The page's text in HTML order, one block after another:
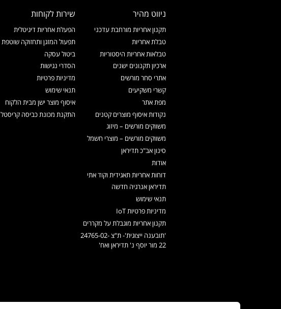
ניווט מהיר
תקנון אחריות מורחבת עדכני
טבלת אחריות
טבלאות אחריות היסטוריות
ארכיון תקנונים ישנים
אתרי סחר מורשים
קשרי משקיעים
מפת אתר
נקודות איסוף מוצרים קטנים
משווקים מורשים – מיזוג
משווקים מורשים – מוצרי חשמל
סינון אב"כ תדיראן
אודות
דוחות אחריות תאגידית וקוד אתי
תדיראן אנרגיה חדשה
תנאי שימוש
מדיניות פרטיות IoT
תקנון אחריות מוגבלת על מקררים
'תובענה ייצוגית'- ת"צ 24765-02-
22 מור יוסף נ' תדיראן ואח'
שירות לקוחות
הפעלת אחריות דיגיטלית
תפעול המזגן ותחזוקה שוטפת
ביטול עסקה
הסדרי נגישות
מדיניות פרטיות
תנאי שימוש
איסוף מוצר ישן מבית הלקוח
התקנת מכונת כביסה קריסטל